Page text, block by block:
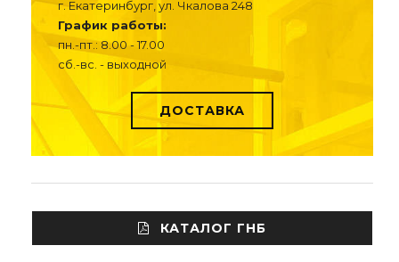
г. Екатеринбург, ул. Чкалова 248
График работы:
пн.-пт.: 8.00 - 17.00
сб.-вс. - выходной
ДОСТАВКА
КАТАЛОГ ГНБ